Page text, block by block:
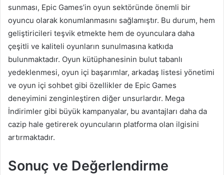
sunması, Epic Games’in oyun sektöründe önemli bir
oyuncu olarak konumlanmasını sağlamıştır. Bu durum, hem
geliştiricileri teşvik etmekte hem de oyunculara daha
çeşitli ve kaliteli oyunların sunulmasına katkıda
bulunmaktadır. Oyun kütüphanesinin bulut tabanlı
yedeklenmesi, oyun içi başarımlar, arkadaş listesi yönetimi
ve oyun içi sohbet gibi özellikler de Epic Games
deneyimini zenginleştiren diğer unsurlardır. Mega
İndirimler gibi büyük kampanyalar, bu avantajları daha da
cazip hale getirerek oyuncuların platforma olan ilgisini
artırmaktadır.
Sonuç ve Değerlendirme